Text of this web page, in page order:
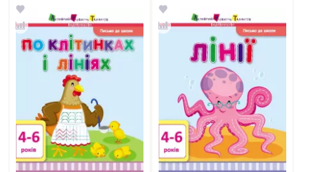
Продовжити покупки
Оформити замовлення